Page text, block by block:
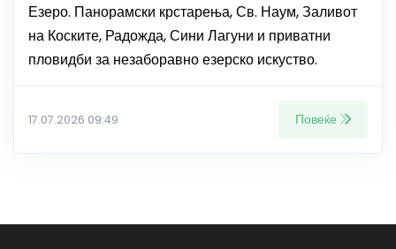
Езеро. Панорамски крстарења, Св. Наум, Заливот
на Коските, Радожда, Сини Лагуни и приватни
пловидби за незаборавно езерско искуство.
17.07.2026 09:49 Повеќе